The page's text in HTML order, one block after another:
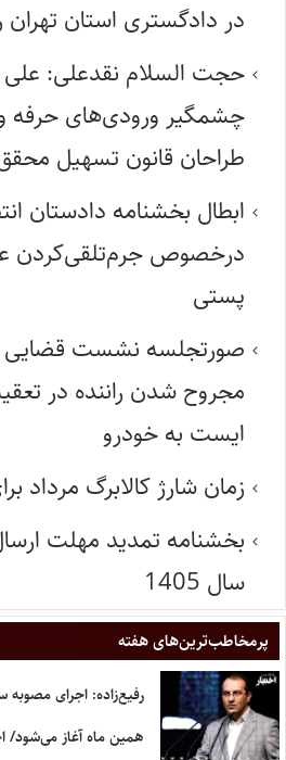
در دادگستری استان تهران
حجت السلام نقدعلی: علی
چشمگیر ورودی‌های حرفه
طراحان قانون تسهیل
ابطال بخشنامه دادستان
درخصوص جرم‌تلقی‌کردن
پستی
صورتجلسه نشست قضایی
مجروح شدن راننده در
ایست به خودرو
زمان شارژ کالابرگ مرداد
بخشنامه تمدید مهلت
سال 1405
پر‌مخاطب‌ترین‌های هفته
رفیع‌زاده: اجرای مصوبه
همین ماه آغاز می‌شود/